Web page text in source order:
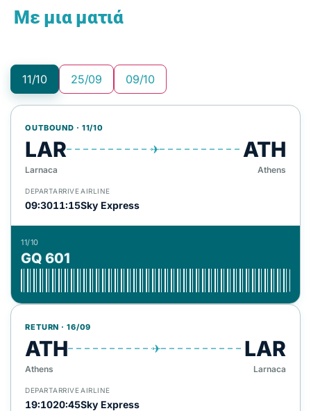
Με μια ματιά
11/10 25/09 09/10
OUTBOUND · 11/10
LAR ✈ ATH
Larnaca Athens
DEPART
09:30
ARRIVE
11:15
AIRLINE
Sky Express
11/10
GQ 601
RETURN · 16/09
ATH ✈ LAR
Athens Larnaca
DEPART
19:10
ARRIVE
20:45
AIRLINE
Sky Express